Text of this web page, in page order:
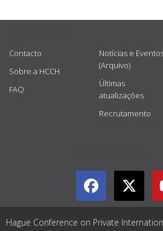
Contacto
Sobre a HCCH
FAQ
Notícias e
(Arquivo)
Últimas
atualizações
Recrutamento
Hague Conference on Private